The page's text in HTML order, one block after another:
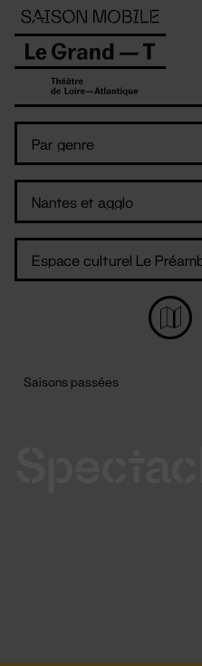
Panneau de gestion des cookies